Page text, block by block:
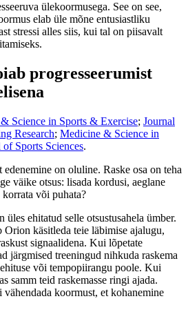
ülekoormusega. See on see,
elab üle mõne entusiastliku
stressi alles siis, kui tal on piisavalt
progresseerumist
Science in Sports & Exercise; Journal
Research; Medicine & Science in
of Sports Sciences.
edenemine on oluline. Raske osa on teha
väike otsus: lisada kordusi, aeglane
või puhata?
ehitatud selle otsustusahela ümber.
Orion käsitleda teie läbimise ajalugu,
signaalidena. Kui lõpetate
järgmised treeningud nihkuda raskema
või tempopiirangu poole. Kui
samm teid raskemasse ringi ajada.
koormust, et kohanemine